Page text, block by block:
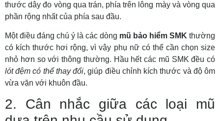
thước dây đo vòng qua trán, phía trên lông mày và vòng qua
phần rộng nhất của phía sau đầu.
Một điều đáng chú ý là các dòng mũ bảo hiểm SMK thường
có kích thước hơi rộng, vì vậy phụ nữ có thể cần chọn size
nhỏ hơn so với thông thường. Hầu hết các mũ SMK đều có
lót đệm có thể thay đổi, giúp điều chỉnh kích thước và độ ôm
vừa vặn với khuôn đầu.
2. Cân nhắc giữa các loại mũ